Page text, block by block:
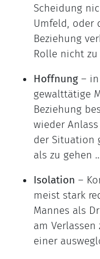
Scheidung
Umfeld, oder
Beziehung
Rolle nicht zu
Hoffnung –
gewalttätige
Beziehung
wieder
der Situation
als zu gehen
Isolation –
meist stark
Mannes als
am
einer